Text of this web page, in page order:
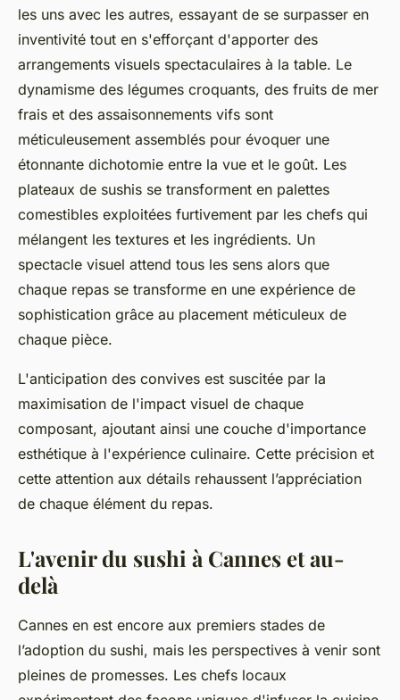
les uns avec les autres, essayant de se surpasser en
inventivité tout en s'efforçant d'apporter des
arrangements visuels spectaculaires à la table. Le
dynamisme des légumes croquants, des fruits de mer
frais et des assaisonnements vifs sont
méticuleusement assemblés pour évoquer une
étonnante dichotomie entre la vue et le goût. Les
plateaux de sushis se transforment en palettes
comestibles exploitées furtivement par les chefs qui
mélangent les textures et les ingrédients. Un
spectacle visuel attend tous les sens alors que
chaque repas se transforme en une expérience de
sophistication grâce au placement méticuleux de
chaque pièce.
L'anticipation des convives est suscitée par la
maximisation de l'impact visuel de chaque
composant, ajoutant ainsi une couche d'importance
esthétique à l'expérience culinaire. Cette précision et
cette attention aux détails rehaussent l’appréciation
de chaque élément du repas.
L'avenir du sushi à Cannes et au-
delà
Cannes en est encore aux premiers stades de
l’adoption du sushi, mais les perspectives à venir sont
pleines de promesses. Les chefs locaux